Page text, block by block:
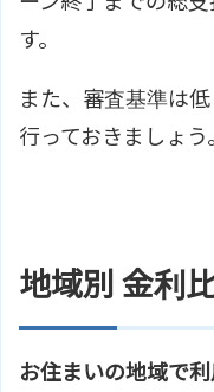
す。
また、審査基準は
行っておきましょう
地域別 金利
お住まいの地域で